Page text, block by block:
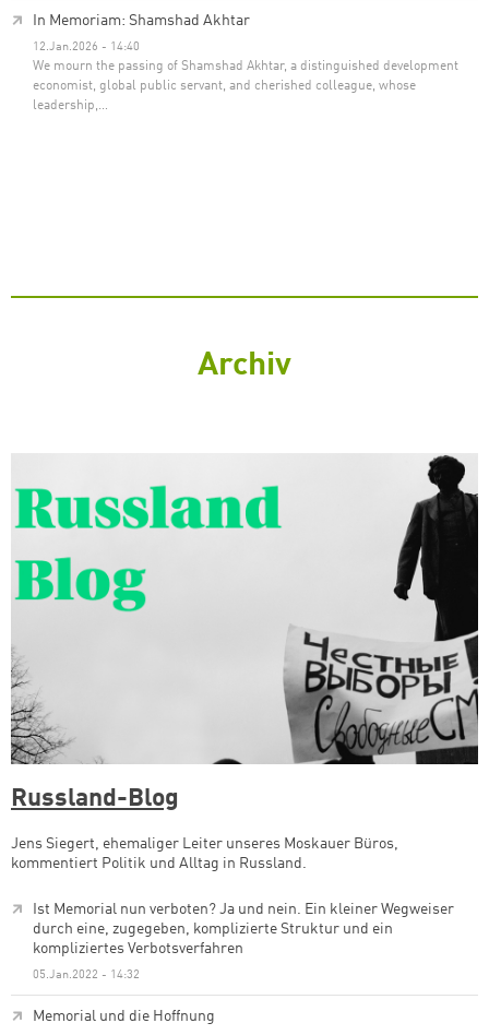
In Memoriam: Shamshad Akhtar
12.Jan.2026 - 14:40
We mourn the passing of Shamshad Akhtar, a distinguished development
economist, global public servant, and cherished colleague, whose
leadership,…
Archiv
Russland-Blog
Jens Siegert, ehemaliger Leiter unseres Moskauer Büros,
kommentiert Politik und Alltag in Russland.
Ist Memorial nun verboten? Ja und nein. Ein kleiner Wegweiser
durch eine, zugegeben, komplizierte Struktur und ein
kompliziertes Verbotsverfahren
05.Jan.2022 - 14:32
Memorial und die Hoffnung